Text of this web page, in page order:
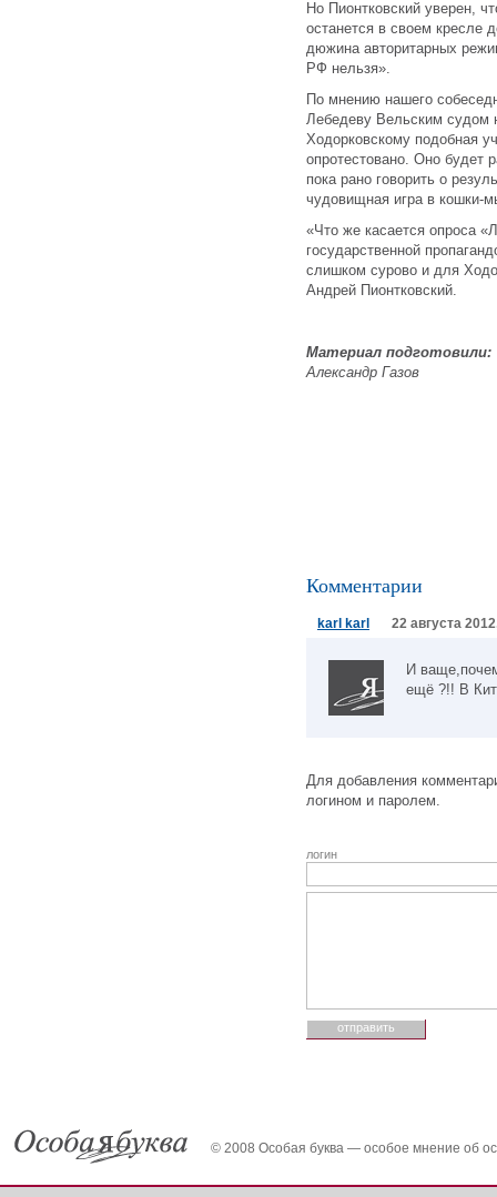
Но Пионтковский уверен,
останется в своем кресле
дюжина авторитарных
РФ нельзя».
По мнению нашего
Лебедеву Вельским судом
Ходорковскому подобная
опротестовано. Оно будет
пока рано говорить о
чудовищная игра в кошки-
«Что же касается опроса
государственной
слишком сурово и для
Андрей Пионтковский.
Материал подготовили:
Александр Газов
Комментарии
karl karl 22 августа
И
ещё ?!! В
Для добавления
логином и паролем.
логин
© 2008 Особая буква — особое мнение об